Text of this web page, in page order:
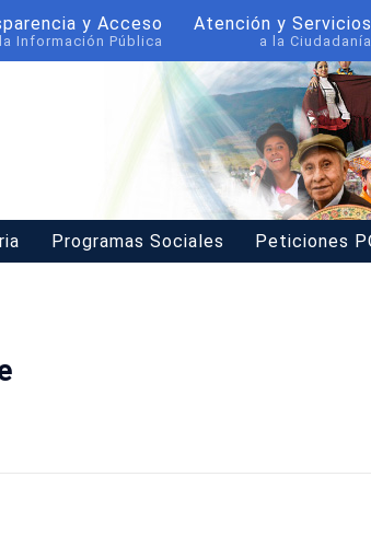
y Acceso
Información Pública
Atención y Servicios
a la Ciudadanía
Programas Sociales Peticiones